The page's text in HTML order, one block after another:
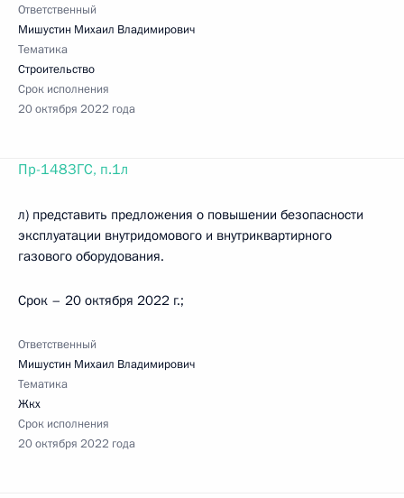
Ответственный
Мишустин Михаил Владимирович
Тематика
Строительство
Срок исполнения
20 октября 2022 года
Пр-1483ГС, п.1л
л) представить предложения о повышении безопасности
эксплуатации внутридомового и внутриквартирного
газового оборудования.
Срок – 20 октября 2022 г.;
Ответственный
Мишустин Михаил Владимирович
Тематика
Жкх
Срок исполнения
20 октября 2022 года